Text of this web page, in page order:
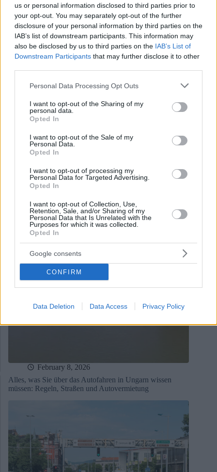
us or personal information disclosed to third parties prior to
your opt-out. You may separately opt-out of the further
disclosure of your personal information by third parties on the
IAB’s list of downstream participants. This information may
also be disclosed by us to third parties on the IAB’s List of
Downstream Participants that may further disclose it to other
Please note that this website/app uses one or more Google
not limited to your visit or usage behaviour. You may click to
grant or deny consent to Google and its third-party tags to
use your data for below specified purposes in below Google
consent section.
Personal Data Processing Opt Outs
I want to opt-out of the Sharing of my
personal data.
Opted In
I want to opt-out of the Sale of my
Personal Data.
Opted In
I want to opt-out of processing my
Personal Data for Targeted Advertising.
Opted In
I want to opt-out of Collection, Use,
Retention, Sale, and/or Sharing of my
Personal Data that Is Unrelated with the
Purposes for which it was collected.
Opted In
Google consents
CONFIRM
Data Deletion Data Access Privacy Policy
February 8, 2026
Steigender Fluss zwingt zur Sperrung einer Brücke an der
es zu Verkehrsbehinderungen
February 8, 2026
Alles, was Sie über das Autofahren in Ungarn wissen
müssen: Regeln, Straßen und Autovermietung